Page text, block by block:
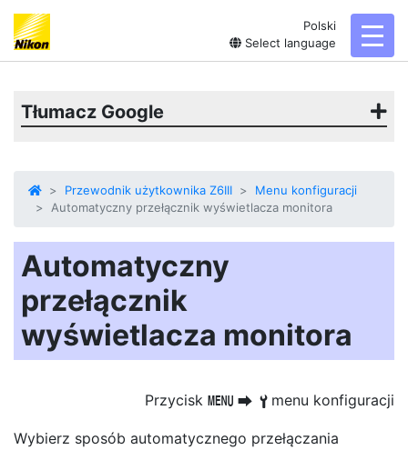
Polski
Select language
Tłumacz Google
Przewodnik użytkownika Z6III
Menu konfiguracji
Automatyczny przełącznik wyświetlacza monitora
Automatyczny
przełącznik
wyświetlacza monitora
Przycisk G U B menu konfiguracji
Wybierz sposób automatycznego przełączania